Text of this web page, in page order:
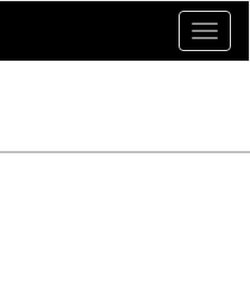
Toggle